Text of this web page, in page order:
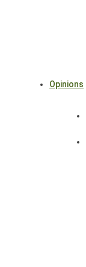
Opinions